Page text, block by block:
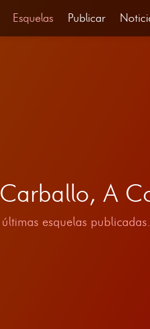
Esquelas Publicar
A
esquelas